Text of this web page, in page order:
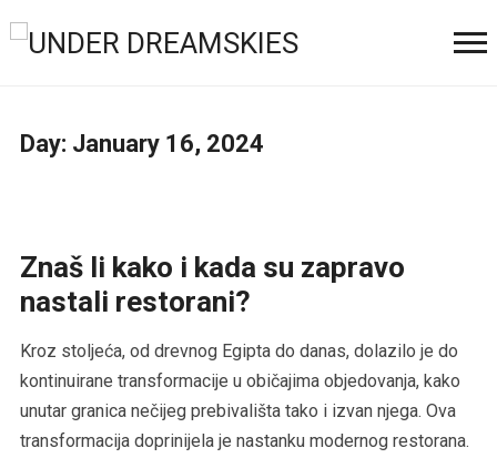
Day: January 16, 2024
Znaš li kako i kada su zapravo
nastali restorani?
Kroz stoljeća, od drevnog Egipta do danas, dolazilo je do
kontinuirane transformacije u običajima objedovanja, kako
unutar granica nečijeg prebivališta tako i izvan njega. Ova
transformacija doprinijela je nastanku modernog restorana.